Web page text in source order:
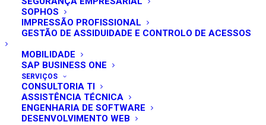
SOPHOS
IMPRESSÃO PROFISSIONAL
GESTÃO DE ASSIDUIDADE E CONTROLO DE ACESSOS
MOBILIDADE
SAP BUSINESS ONE
SERVIÇOS
CONSULTORIA TI
ASSISTÊNCIA TÉCNICA
ENGENHARIA DE SOFTWARE
DESENVOLVIMENTO WEB
Imprensa
Home Archive by Category "Imprensa"